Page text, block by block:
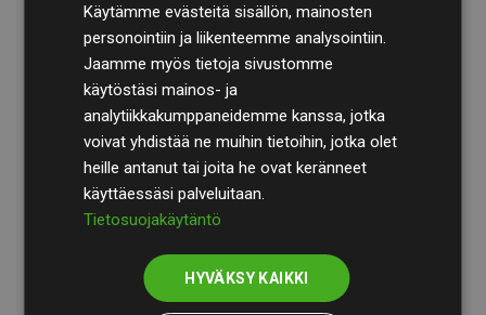
TilintarkastusyhtiöBDOkäy säännöllisesti läpi
laskelmamme ja menetelmämme varmistaakseen
läpinäkyvyyden ja luotettavuuden.
Heidän tarkastuksensa osoittavat, että investoinnit
ilmastohankkeisiin kompensoivat keskimäärin
arvioiduista CO₂-päästöistä
jäsenverkkosivustoilla –
selkeä todiste toimintatapamme todellisesta
Käytämme evästeitä sisällön, mainosten
personointiin ja liikenteemme analysointiin.
Jaamme myös tietoja sivustomme
käytöstäsi mainos- ja
analytiikkakumppaneidemme kanssa, jotka
voivat yhdistää ne muihin tietoihin, jotka olet
heille antanut tai joita he ovat keränneet
käyttäessäsi palveluitaan.
Tietosuojakäytäntö
HYVÄKSY KAIKKI